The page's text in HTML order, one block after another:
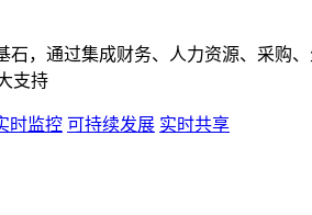
石，通过集成财务、人力资源、采购
支持
时监控 可持续发展 实时共享